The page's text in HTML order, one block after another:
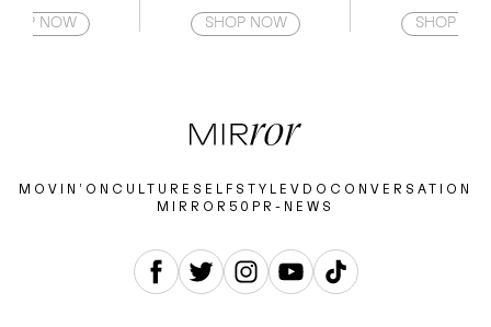
ายุ เร่งกระตุ้นสร้างผิว
NOW SHOP NOW SHOP
MOVIN’ON CULTURE SELF STYLE VDO CONVERSATION
MIRROR50 PR-NEWS